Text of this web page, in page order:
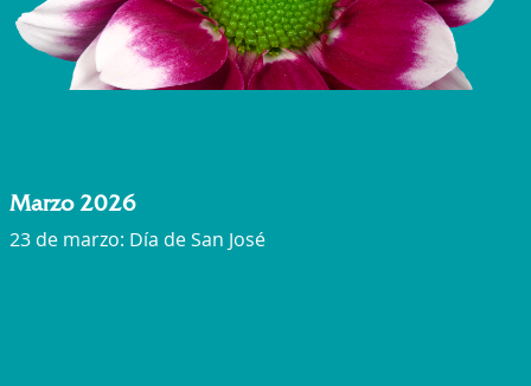
Marzo 2026
23 de marzo: Día de San José